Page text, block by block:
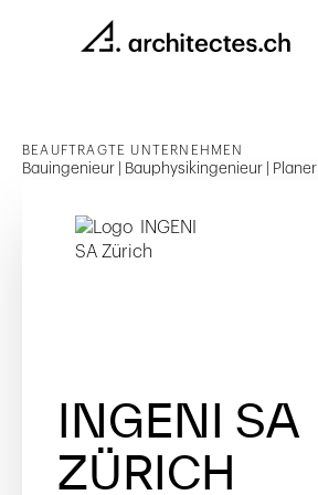
BEAUFTRAGTE UNTERNEHMEN
Bauingenieur | Bauphysikingenieur | Planer
INGENI SA
ZÜRICH